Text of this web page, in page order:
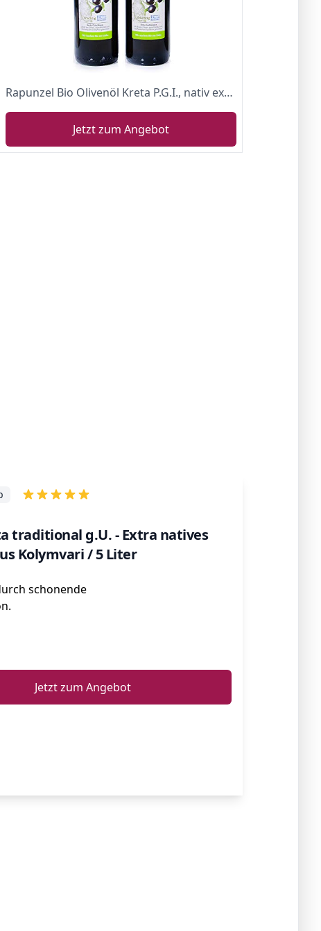
Rapunzel Bio Olivenöl Kreta P.G.I., nativ extra (2 x 0,50 l)
Jetzt zum Angebot
traditional g.U. - Extra natives
Kolymvari / 5 Liter
schonende
Jetzt zum Angebot